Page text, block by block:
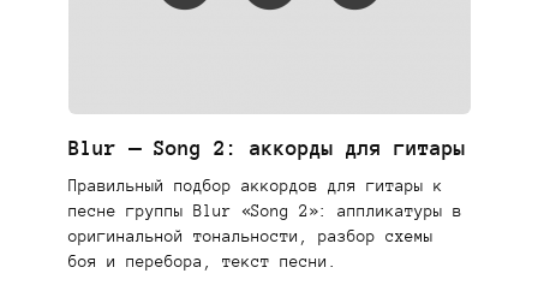
Blur — Song 2: аккорды для гитары
Правильный подбор аккордов для гитары к
песне группы Blur «Song 2»: аппликатуры в
оригинальной тональности, разбор схемы
боя и перебора, текст песни.